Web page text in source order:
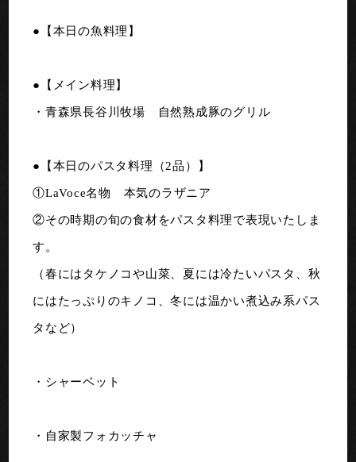
●【本日の魚料理】
●【メイン料理】
・青森県長谷川牧場 自然熟成豚のグリル
●【本日のパスタ料理（2品）】
①LaVoce名物 本気のラザニア
②その時期の旬の食材をパスタ料理で表現いたしま
す。
（春にはタケノコや山菜、夏には冷たいパスタ、秋
にはたっぷりのキノコ、冬には温かい煮込み系パス
タなど）
・シャーベット
・自家製フォカッチャ